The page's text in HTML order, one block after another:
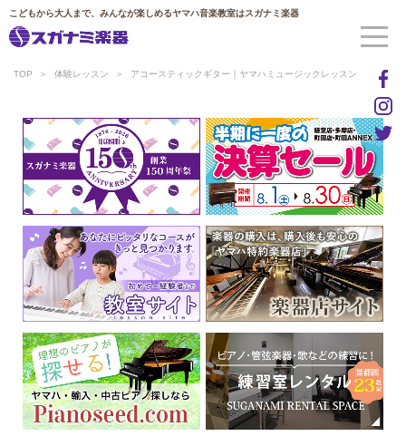
こどもから大人まで、みんなが楽しめるヤマハ音楽教室はスガナミ楽器
TOP 体験レッスン アコースティックギター｜ヤマハミュージックレッスン